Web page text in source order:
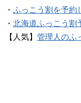
・ ふっこう割を予約
・ 北海道ふっこう割
【人気】 管理人のふ